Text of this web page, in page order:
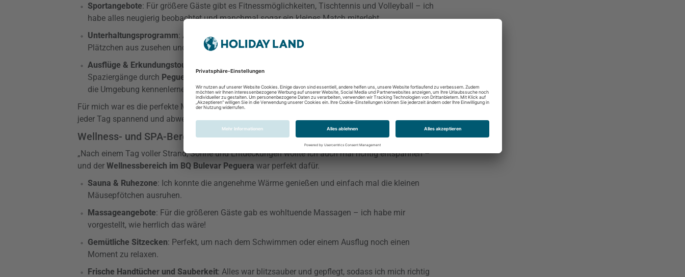
Sportangebote: Für größere Gäste gibt es Fitnessmöglichkeiten, Tischtennis und Volleyball – ich
habe alles neugierig beobachtet und manchmal sogar ein kleines Match miterlebt.
Unterhaltungsprogramm: Abends gab es lustige Shows und Live-Musik. Ich konnte von meinem
Plätzchen aus zusehen und die Stimmung genießen.
Ausflüge & Erkundungstouren
Spaziergänge durch Peguera
gehen, die Strände erkunden oder bei einer der organisierten Touren
die Umgebung kennenlernen.
Für mich war es die perfekte Mischung ausEntspannung, Spaß und kleinen Abenteuern, sodass
jeder Tag spannend und abwechslungsreich war.“
Wellness- und SPA-Bereich
„Nach einem Tag voller Strand, Sonne und Entdeckungen wollte ich auch mal richtig entspannen –
und der Wellnessbereich im BQ Bulevar Peguera war perfekt dafür.
Sauna & Ruhezone: Ich konnte die angenehme Wärme genießen und einfach mal die kleinen
Mäusepfötchen ausruhen.
Massageangebote: Für die größeren Gäste gab es wohltuende Massagen – ich habe mir
vorgestellt, wie herrlich das wäre!
Gemütliche Sitzecken: Perfekt, um nach dem Schwimmen oder einem Ausflug noch einen
Moment zu relaxen.
Frische Handtücher und Sauberkeit: Alles war blitzsauber und gepflegt, sodass ich mich richtig